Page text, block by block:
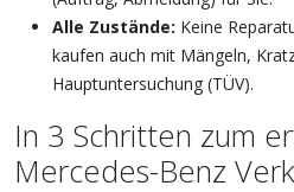
Alle Zustände: Keine
kaufen auch mit Mängeln,
Hauptuntersuchung (TÜV).
In 3 Schritten zum
Mercedes-Benz